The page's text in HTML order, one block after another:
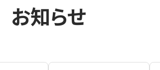
お知らせ